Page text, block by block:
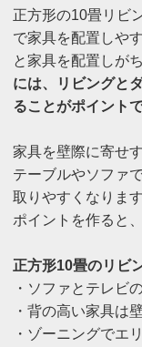
正方形の10畳リビ
で家具を配置しや
と家具を配置しがち
には、リビングと
ることがポイントで
家具を壁際に寄せ
テーブルやソファ
取りやすくなりま
ポイントを作ると
正方形10畳のリビ
・ソファとテレビ
・背の高い家具は
・ゾーニングでエ